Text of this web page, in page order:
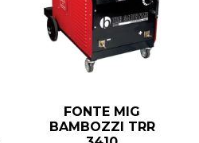
FONTE MIG
BAMBOZZI TRR